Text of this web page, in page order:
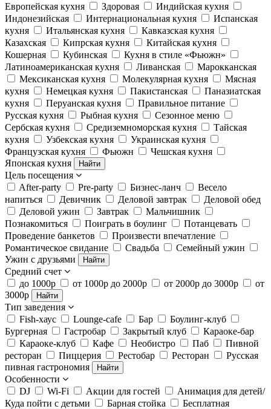
Европейская кухня
Здоровая
Индийская кухня
Индонезийская
Интернациональная кухня
Испанская
кухня
Итальянская кухня
Кавказская кухня
Казахская
Кипрская кухня
Китайская кухня
Кошерная
Кубинская
Кухня в стиле «Фьюжн»
Латиноамериканская кухня
Ливанская
Марокканская
Мексиканская кухня
Молекулярная кухня
Мясная
кухня
Немецкая кухня Пакистанская
Паназиатская
кухня
Перуанская кухня
Правильное питание
Русская кухня
Рыбная кухня
Сезонное меню
Сербская кухня
Средиземноморская кухня
Тайская
кухня
Узбекская кухня
Украинская кухня
Французская кухня
Фьюжн
Чешская кухня
Японская кухня
Найти
Цель посещения
After-party
Pre-party Бизнес-ланч
Весело
напиться
Девичник Деловой завтрак
Деловой обед
Деловой ужин
Завтрак
Мальчишник
Познакомиться
Поиграть в боулинг
Потанцевать
Проведение банкетов
Произвести впечатление
Романтическое свидание
Свадьба
Семейный ужин
Ужин с друзьями
Найти
Средний счет
до 1000р
от 1000р до 2000р от 2000р до 3000р
от
3000р
Найти
Тип заведения
Fish-хаус
Lounge-cafe Бар
Боулинг-клуб
Бургерная
Гастробар Закрытый клуб
Караоке-бар
Караоке-клуб
Кафе Необистро Паб
Пивной
ресторан
Пиццерия Рестобар Ресторан
Русская
пивная гастрономия
Найти
Особенности
DJ
Wi-Fi Акции для гостей
Анимация для детей/
Куда пойти с детьми
Барная стойка
Бесплатная